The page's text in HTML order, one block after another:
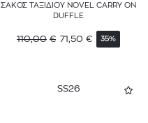
ΣΑΚΟΣ ΤΑΞΙΔΙΟΥ NOVEL CARRY ON
DUFFLE
110,00 € 71,50 € 35%
SS26